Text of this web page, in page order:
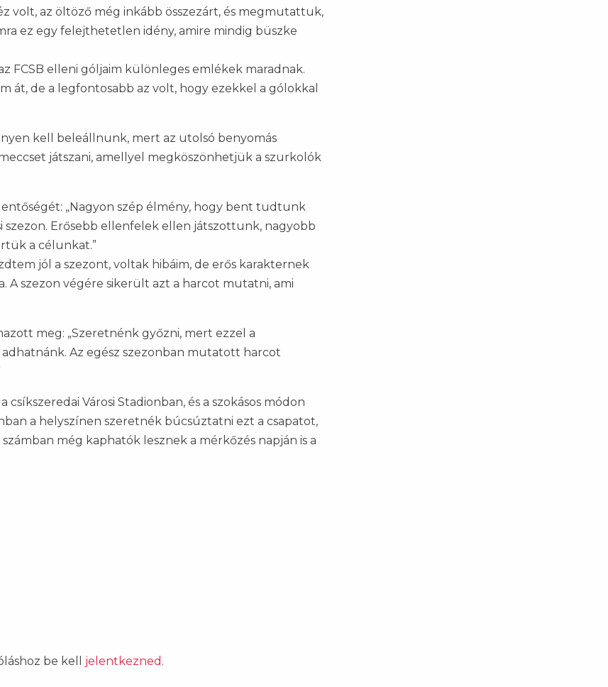
volt, az öltöző még inkább összezárt, és megmutattuk,
ez egy felejthetetlen idény, amire mindig büszke
FCSB elleni góljaim különleges emlékek maradnak.
át, de a legfontosabb az volt, hogy ezekkel a gólokkal
kell beleállnunk, mert az utolsó benyomás
játszani, amellyel megköszönhetjük a szurkolók
„Nagyon szép élmény, hogy bent tudtunk
Erősebb ellenfelek ellen játszottunk, nagyobb
a célunkat.”
jól a szezont, voltak hibáim, de erős karakternek
szezon végére sikerült azt a harcot mutatni, ami
meg: „Szeretnénk győzni, mert ezzel a
Az egész szezonban mutatott harcot
csíkszeredai Városi Stadionban, és a szokásos módon
a helyszínen szeretnék búcsúztatni ezt a csapatot,
még kaphatók lesznek a mérkőzés napján is a
be kell jelentkezned .